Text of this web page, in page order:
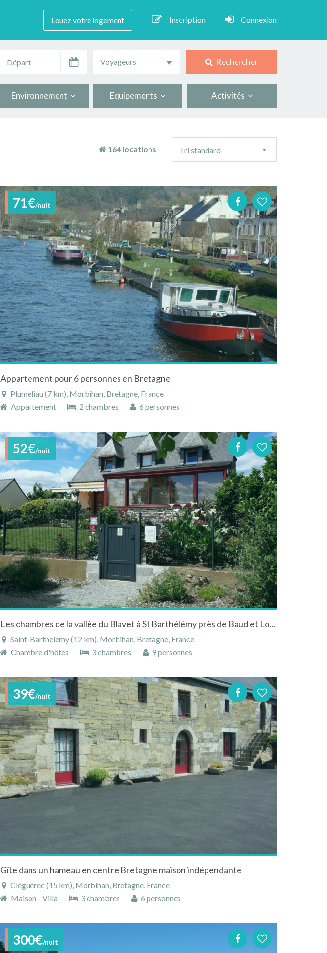
Louez votre logement Inscription Connexion
Voyageurs Rechercher
Environnement Equipements Activités
164 locations
tri
Tri standard
71€/nuit
Appartement pour 6 personnes en Bretagne
Pluméliau (7 km), Morbihan, Bretagne, France
Appartement
2 chambres 6 personnes
52€/nuit
Les chambres de la vallée du Blavet à St Barthélémy près de Baud et Lorient
Saint-Barthelemy (12 km), Morbihan, Bretagne, France
Chambre d'hôtes
3 chambres 9 personnes
39€/nuit
Gîte dans un hameau en centre Bretagne maison indépendante
Cléguérec (15 km), Morbihan, Bretagne, France
Maison - Villa
3 chambres 6 personnes
300€/nuit